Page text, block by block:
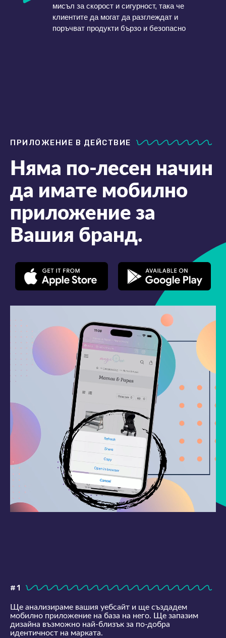
мисъл за скорост и сигурност, така че
клиентите да могат да разглеждат и
поръчват продукти бързо и безопасно
ПРИЛОЖЕНИЕ В ДЕЙСТВИЕ
Няма по-лесен начин
да имате мобилно
приложение за
Вашия бранд.
#1
Ще анализираме вашия уебсайт и ще създадем
мобилно приложение на база на него. Ще запазим
дизайна възможно най-близък за по-добра
идентичност на марката.